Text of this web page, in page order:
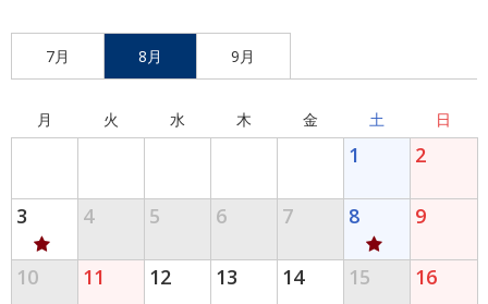
7月 8月 9月
月 火 水 木 金 土 日
1 2
3 4 5 6 7 8 9
10 11 12 13 14 15 16